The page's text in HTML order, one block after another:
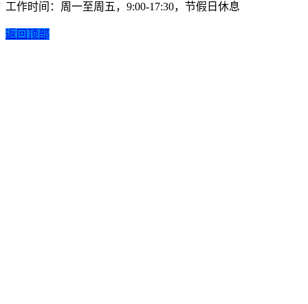
工作时间：周一至周五，9:00-17:30，节假日休息
返回顶部